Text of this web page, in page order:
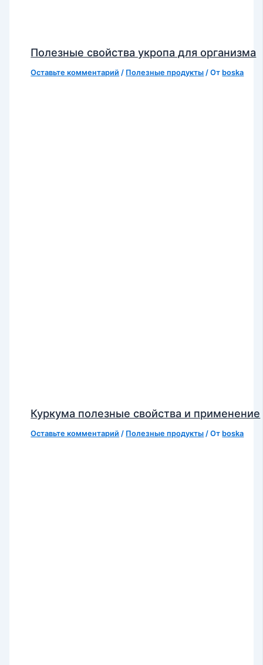
Полезные свойства укропа для организма
Оставьте комментарий / Полезные продукты / От boska
Куркума полезные свойства и применение
Оставьте комментарий / Полезные продукты / От boska